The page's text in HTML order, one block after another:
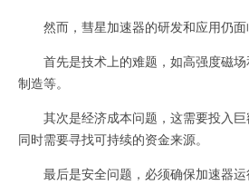
然而，彗星加速器的研发和应用仍面
首先是技术上的难题，如高强度磁场
制造等。
其次是经济成本问题，这需要投入巨
同时需要寻找可持续的资金来源。
最后是安全问题，必须确保加速器运